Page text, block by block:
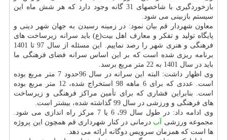
بازخوردگیری با شاخصهای 31 گانه وجود دارد كه هر شش ماه این
سیستم بازبینی می شود.
معاون شهردار قم بیان نمود: در زمینه رسیدن به جهان شهر دینی و
پایگاه تولید و تفكر و معارف اهل بیت(ع) باید سرانه زیرساخت های
فرهنگی و هنری شهر را رصد نماییم. این مسئله از سال 97 تا 1401
برنامه ریزی شده است كه بر این اساس سرانه فضای فرهنگی ما
باید در سال 1401 به 22 متر مربع برسد.
وی اظهار داشت: البته این سرانه در سال 96حدود 7 متر مربع بوده
است. عددی كه برای 6 ماهه 98 استخراج شده، 12 متر مربع بوده
است. بنابراین فشاری كه برای تأمین مراكز فرهنگی و زیرساخت
های فرهنگی و ورزشی در سال 99 گذاشته شده، بیشتر است.
وی ادامه داد: در طول سال 99، 6 یا 7 مركز راه اندازی می شود.
مجموعه ورزشی آب درمانی در كنار شهرداری قم همچون این پروژه
ها است كه همزمان سرویس دوگانه ارائه می دهد.